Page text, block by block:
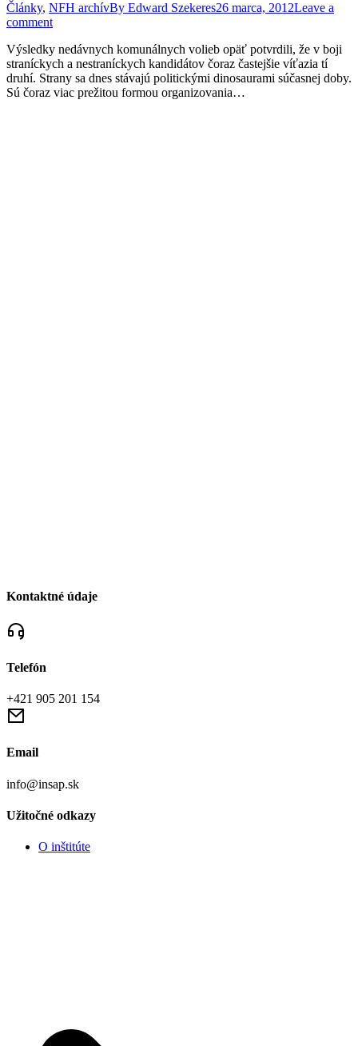
Články, NFH archívBy Edward Szekeres26 marca, 2012Leave a
comment
Výsledky nedávnych komunálnych volieb opäť potvrdili, že v boji
straníckych a nestraníckych kandidátov čoraz častejšie víťazia tí
druhí. Strany sa dnes stávajú politickými dinosaurami súčasnej doby.
Sú čoraz viac prežitou formou organizovania…
Kontaktné údaje
Telefón
+421 905 201 154
Email
info@insap.sk
Užitočné odkazy
O inštitúte